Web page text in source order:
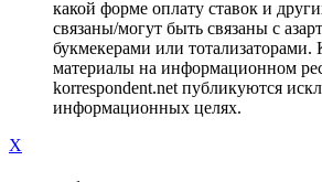
какой форме оплату ставок и
связаны/могут быть связаны с
букмекерами или тотализаторами.
материалы на информационном
korrespondent.net публикуются
информационных целях.
X